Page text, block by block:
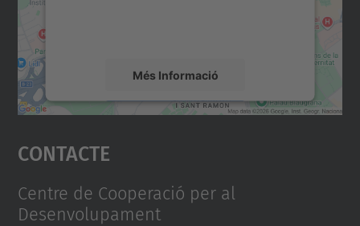
Més Informació
Accepta
powered by
Contacte
Centre de Cooperació per al
Desenvolupament